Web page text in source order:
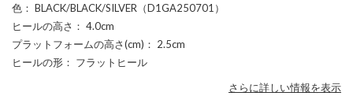
色 ： BLACK/BLACK/SILVER（D1GA250701）
ヒールの高さ ： 4.0cm
プラットフォームの高さ(cm) ： 2.5cm
ヒールの形 ： フラットヒール
さらに詳しい情報を表示